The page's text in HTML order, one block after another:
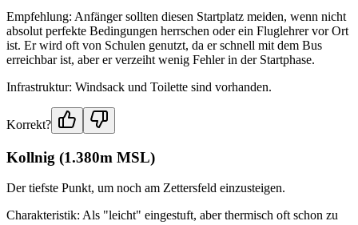
Empfehlung: Anfänger sollten diesen Startplatz meiden, wenn nicht
absolut perfekte Bedingungen herrschen oder ein Fluglehrer vor Ort
ist. Er wird oft von Schulen genutzt, da er schnell mit dem Bus
erreichbar ist, aber er verzeiht wenig Fehler in der Startphase.
Infrastruktur: Windsack und Toilette sind vorhanden.
Korrekt?
Kollnig (1.380m MSL)
Der tiefste Punkt, um noch am Zettersfeld einzusteigen.
Charakteristik: Als "leicht" eingestuft, aber thermisch oft schon zu